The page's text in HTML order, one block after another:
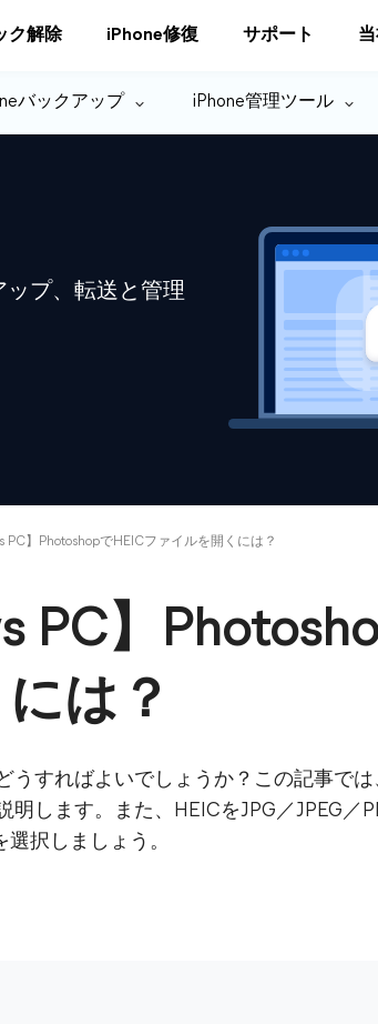
ク解除 iPhone修復 サポート
バックアップ iPhone管理ツール
ップ、転送と管理
PC】PhotoshopでHEICファイルを開くには？
PC】
は？
うすればよいでしょうか？この記事で
します。また、HEICをJPG／JPEG／
択しましょう。